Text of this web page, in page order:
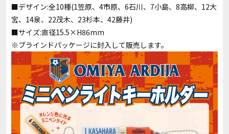
■デザイン:全10種(1笠原、4市原、6石川、7小島、8高柳、12大
宮、14泉、22茂木、23杉本、42藤井)
■サイズ:直径15.5×H86mm
※ブラインドパッケージに封入して販売します。